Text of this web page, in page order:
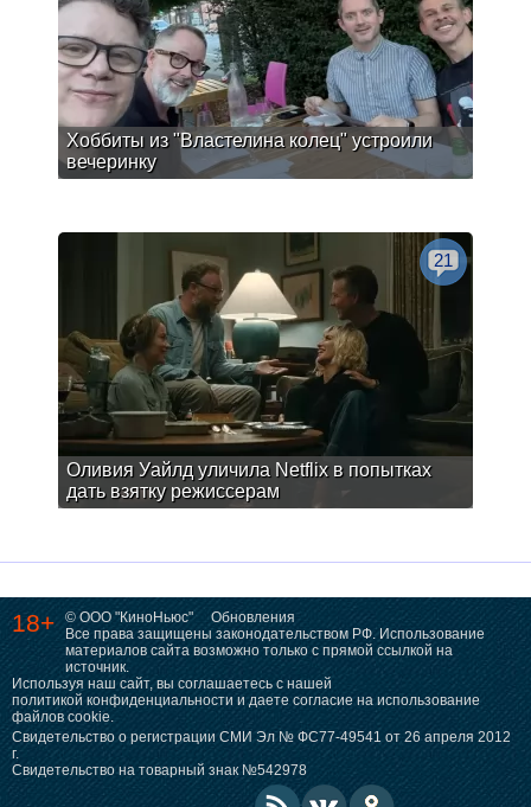
Хоббиты из "Властелина колец" устроили
вечеринку
Оливия Уайлд уличила Netflix в попытках
дать взятку режиссерам
21
18+ © ООО "КиноНьюс"
Обновления
Все права защищены законодательством РФ. Использование
материалов сайта возможно только с прямой ссылкой на
источник.
Используя наш сайт, вы соглашаетесь с нашей
политикой конфиденциальности и даете согласие на использование
файлов cookie.
Свидетельство о регистрации СМИ Эл № ФС77-49541 от 26 апреля 2012
г.
Свидетельство на товарный знак №542978